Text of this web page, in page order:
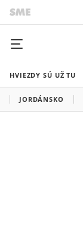
HVIEZDY SÚ UŽ TU
JORDÁNSKO